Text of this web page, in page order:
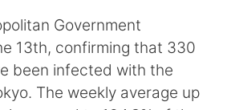
한국어
ไทย
Government
13th, confirming that 330
been infected with the
The weekly average up